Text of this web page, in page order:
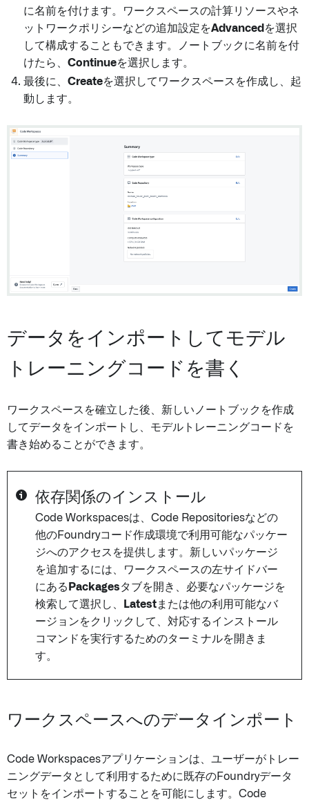
に名前を付けます。ワークスペースの計算リソースやネ
ットワークポリシーなどの追加設定をAdvanced を選択
して構成することもできます。ノートブックに名前を付
けたら、 Continueを選択します。
最後に、 Createを選択してワークスペースを作成し、起
動します。
データをインポートしてモデル
トレーニングコードを書く
ワークスペースを確立した後、新しいノートブックを作成
してデータをインポートし、モデルトレーニングコードを
書き始めることができます。
依存関係のインストール
Code Workspacesは、Code Repositoriesなどの
他のFoundryコード作成環境で利用可能なパッケー
ジへのアクセスを提供します。新しいパッケージ
を追加するには、ワークスペースの左サイドバー
にある Packagesタブを開き、必要なパッケージを
検索して選択し、
Latestまたは他の利用可能なバ
ージョンをクリックして、対応するインストール
コマンドを実行するためのターミナルを開きま
す。
ワークスペースへのデータインポート
Code Workspacesアプリケーションは、ユーザーがトレー
ニングデータとして利用するために既存のFoundryデータ
セットをインポートすることを可能にします。Code